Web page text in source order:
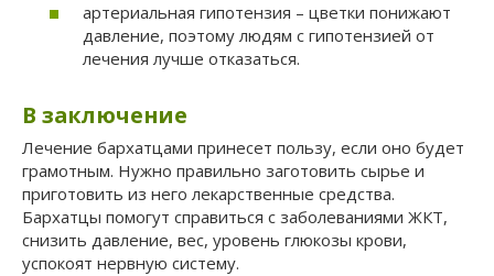
артериальная гипотензия – цветки понижают
давление, поэтому людям с гипотензией от
лечения лучше отказаться.
В заключение
Лечение бархатцами принесет пользу, если оно будет
грамотным. Нужно правильно заготовить сырье и
приготовить из него лекарственные средства.
Бархатцы помогут справиться с заболеваниями ЖКТ,
снизить давление, вес, уровень глюкозы крови,
успокоят нервную систему.